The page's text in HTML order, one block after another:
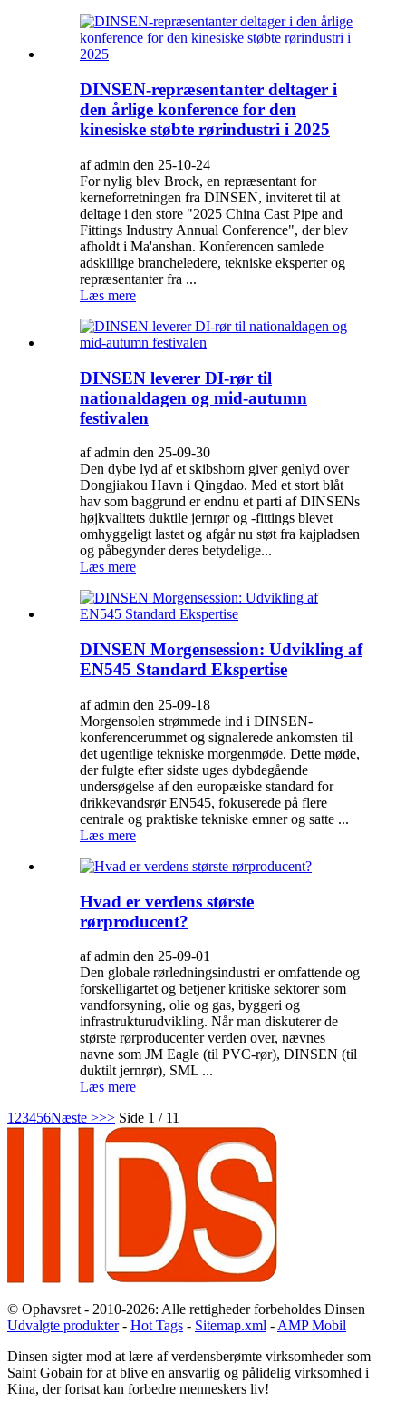
DINSEN-repræsentanter deltager i
den årlige konference for den
kinesiske støbte rørindustri i 2025
af admin den 25-10-24
For nylig blev Brock, en repræsentant for
kerneforretningen fra DINSEN, inviteret til at
deltage i den store "2025 China Cast Pipe and
Fittings Industry Annual Conference", der blev
afholdt i Ma'anshan. Konferencen samlede
adskillige brancheledere, tekniske eksperter og
repræsentanter fra ...
Læs mere
DINSEN leverer DI-rør til
nationaldagen og mid-autumn
festivalen
af admin den 25-09-30
Den dybe lyd af et skibshorn giver genlyd over
Dongjiakou Havn i Qingdao. Med et stort blåt
hav som baggrund er endnu et parti af DINSENs
højkvalitets duktile jernrør og -fittings blevet
omhyggeligt lastet og afgår nu støt fra kajpladsen
og påbegynder deres betydelige...
Læs mere
DINSEN Morgensession: Udvikling af
EN545 Standard Ekspertise
af admin den 25-09-18
Morgensolen strømmede ind i DINSEN-
konferencerummet og signalerede ankomsten til
det ugentlige tekniske morgenmøde. Dette møde,
der fulgte efter sidste uges dybdegående
undersøgelse af den europæiske standard for
drikkevandsrør EN545, fokuserede på flere
centrale og praktiske tekniske emner og satte ...
Læs mere
Hvad er verdens største
rørproducent?
af admin den 25-09-01
Den globale rørledningsindustri er omfattende og
forskelligartet og betjener kritiske sektorer som
vandforsyning, olie og gas, byggeri og
infrastrukturudvikling. Når man diskuterer de
største rørproducenter verden over, nævnes
navne som JM Eagle (til PVC-rør), DINSEN (til
duktilt jernrør), SML ...
Læs mere
1 23456Næste >>> Side 1 / 11
© Ophavsret - 2010-2026: Alle rettigheder forbeholdes Dinsen
Udvalgte produkter- Hot Tags - Sitemap.xml - AMP Mobil
Dinsen sigter mod at lære af verdensberømte virksomheder som
Saint Gobain for at blive en ansvarlig og pålidelig virksomhed i
Kina, der fortsat kan forbedre menneskers liv!